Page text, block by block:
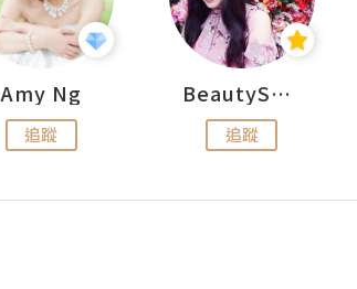
Amy Ng
追蹤
BeautySearch
追蹤